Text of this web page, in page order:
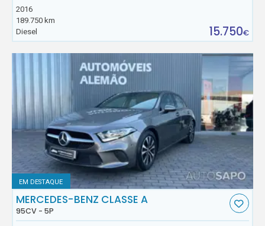
2016
189.750 km
Diesel
15.750€
EM DESTAQUE
MERCEDES-BENZ CLASSE A
95CV - 5P